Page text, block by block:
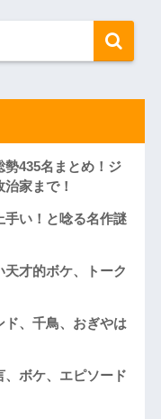
435名まとめ！ジ
家まで！
手い！と唸る名作謎
才的ボケ、トーク
、千鳥、おぎやは
ボケ、エピソード